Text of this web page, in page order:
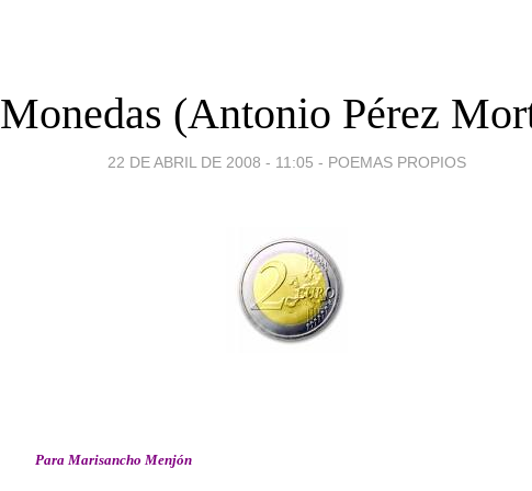
Monedas (Antonio Pérez
22 DE ABRIL DE 2008 - 11:05 - POEMAS PROPIOS
Para Marisancho Menjón